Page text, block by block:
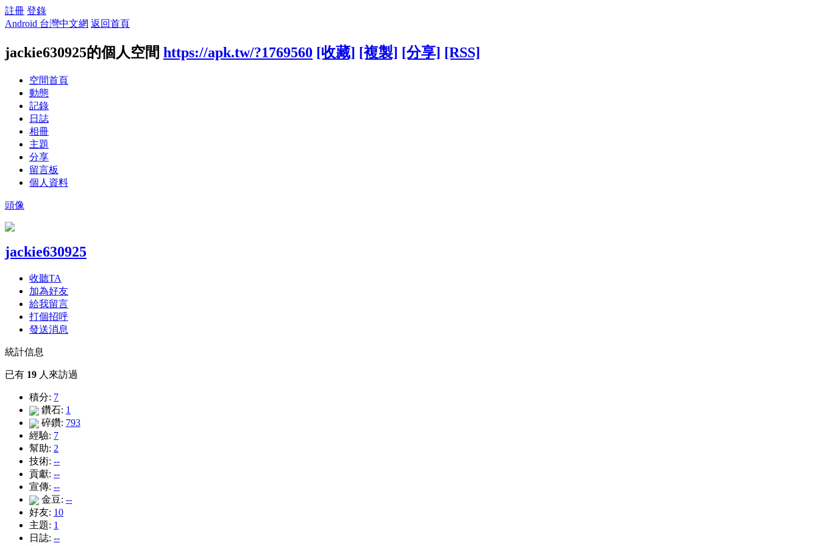
註冊 登錄
Android 台灣中文網 返回首頁
jackie630925的個人空間 https://apk.tw/?1769560 [收藏] [複製] [分享] [RSS]
空間首頁
動態
記錄
日誌
相冊
主題
分享
留言板
個人資料
頭像
jackie630925
收聽TA
加為好友
給我留言
打個招呼
發送消息
統計信息
已有 19 人來訪過
積分: 7
鑽石: 1
碎鑽: 793
經驗: 7
幫助: 2
技術: --
貢獻: --
宣傳: --
金豆: --
好友: 10
主題: 1
日誌: --